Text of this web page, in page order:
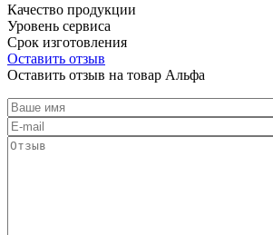
Качество продукции
Уровень сервиса
Срок изготовления
Оставить отзыв
Оставить отзыв на товар Альфа